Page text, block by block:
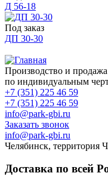
Д 56-18
Под заказ
ДП 30-30
Производство и
по индивидуальным
+7 (351) 225 46 59
+7 (351) 225 46 59
info@park-gbi.ru
Заказать звонок
info@park-gbi.ru
Челябинск, территория
Доставка по всей